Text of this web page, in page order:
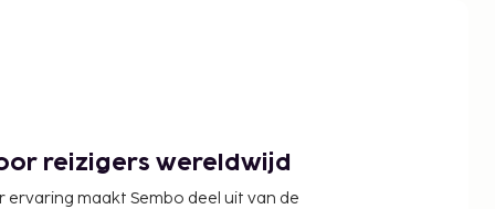
reizigers wereldwijd
ervaring maakt Sembo deel uit van de